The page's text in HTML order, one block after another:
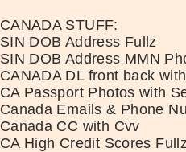
CANADA STUFF:
SIN DOB Address Fullz
SIN DOB Address MMN
CANADA DL front back
CA Passport Photos with
Canada Emails & Phone
Canada CC with Cvv
CA High Credit Scores